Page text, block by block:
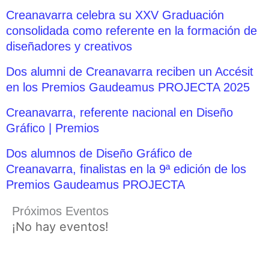
Creanavarra celebra su XXV Graduación
consolidada como referente en la formación de
diseñadores y creativos
Dos alumni de Creanavarra reciben un Accésit
en los Premios Gaudeamus PROJECTA 2025
Creanavarra, referente nacional en Diseño
Gráfico | Premios
Dos alumnos de Diseño Gráfico de
Creanavarra, finalistas en la 9ª edición de los
Premios Gaudeamus PROJECTA
Próximos Eventos
¡No hay eventos!